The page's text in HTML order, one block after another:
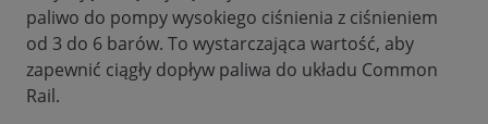
paliwo do pompy wysokiego ciśnienia z ciśnieniem
od 3 do 6 barów. To wystarczająca wartość, aby
zapewnić ciągły dopływ paliwa do układu Common
Rail.